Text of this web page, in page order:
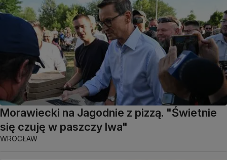
Morawiecki na Jagodnie z pizzą. "Świetnie
się czuję w paszczy lwa"
WROCŁAW